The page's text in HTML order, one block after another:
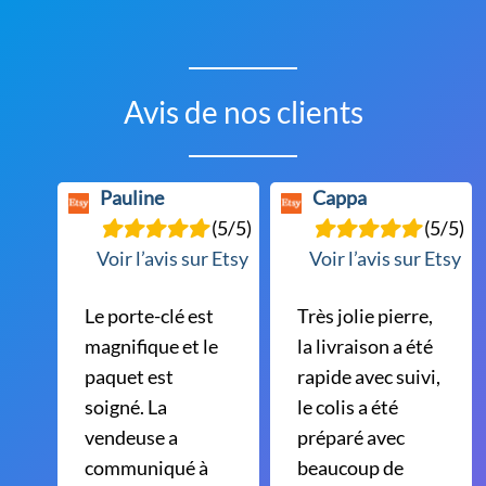
sur
du
produit
Avis de nos clients
Pauline
(5/5)
Voir l’avis sur Etsy
Le porte-clé est
magnifique et le
paquet est
soigné. La
vendeuse a
communiqué à
Cappa
(5/5)
Voir l’avis sur Etsy
Très jolie pierre,
la livraison a été
rapide avec suivi,
le colis a été
préparé avec
beaucoup de